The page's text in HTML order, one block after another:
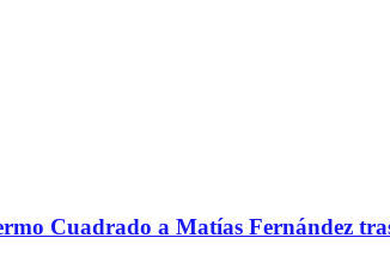
Cuadrado a Matías Fernández